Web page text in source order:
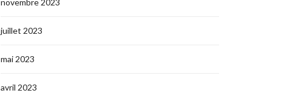
novembre 2023
juillet 2023
mai 2023
avril 2023